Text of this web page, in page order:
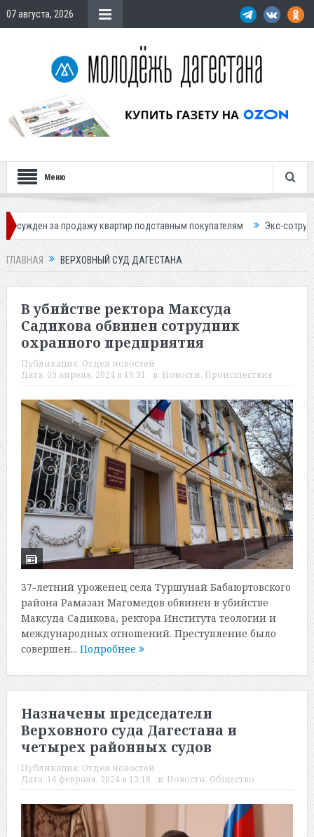
07 августа, 2026
Меню
квартир подставным покупателям Экс-сотрудница Соцфонда
ГЛАВНАЯ ВЕРХОВНЫЙ СУД ДАГЕСТАНА
В убийстве ректора Максуда
Садикова обвинен сотрудник
охранного предприятия
Публикация: Отдел новостей
Дата: 09 апреля, 2024 в 19:31 в: Новости, Происшествия
37-летний уроженец села Туршунай Бабаюртовского
района Рамазан Магомедов обвинен в убийстве
Максуда Садикова, ректора Института теологии и
международных отношений. Преступление было
совершен... Подробнее
Назначены председатели
Верховного суда Дагестана и
четырех районных судов
Публикация: Отдел новостей
Дата: 16 февраля, 2024 в 13:18 в: Новости, Общество